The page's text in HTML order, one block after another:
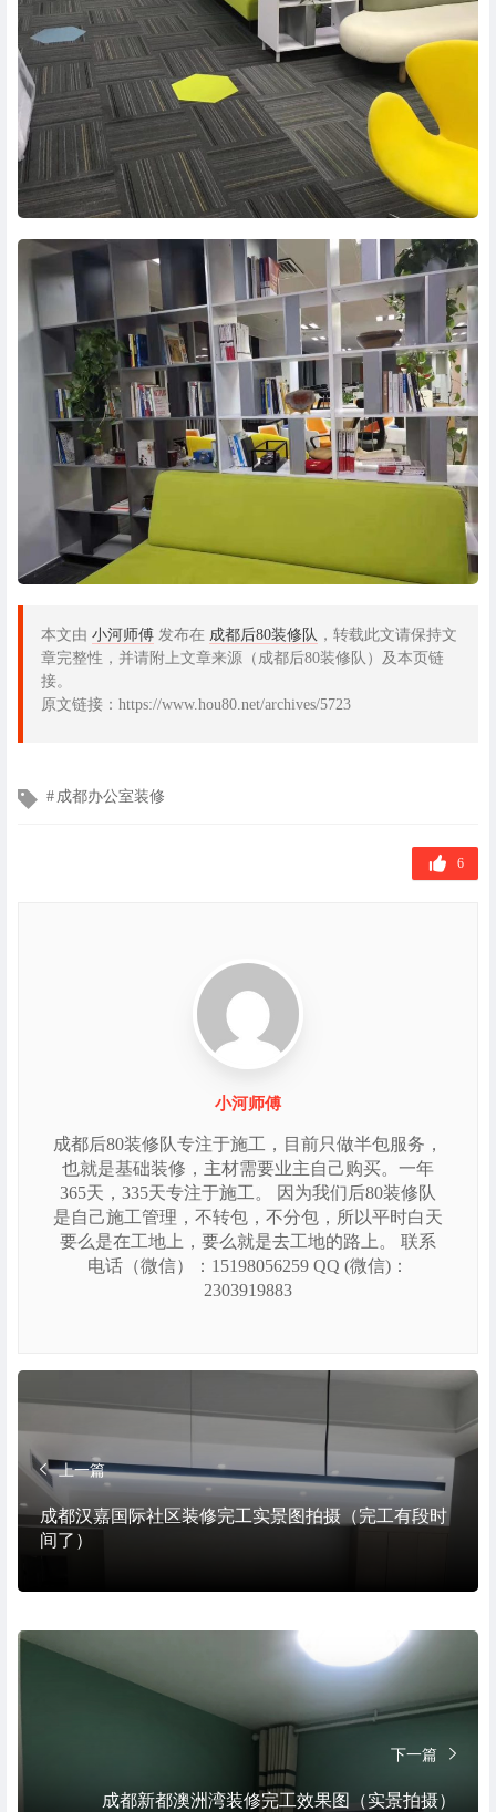
本文由 小河师傅 发布在 成都后80装修队 ，转载此文请保持文
章完整性，并请附上文章来源（成都后80装修队）及本页链
接。
原文链接：https://www.hou80.net/archives/5723
文 成都办公室装修
6
小河师傅
成都后80装修队专注于施工，目前只做半包服务，
也就是基础装修，主材需要业主自己购买。一年
365天，335天专注于施工。 因为我们后80装修队
是自己施工管理，不转包，不分包，所以平时白天
要么是在工地上，要么就是去工地的路上。 联系
电话（微信）：15198056259 QQ (微信)：
2303919883
上一篇
成都汉嘉国际社区装修完工实景图拍摄（完工有段时
间了）
下一篇
成都新都澳洲湾装修完工效果图（实景拍摄）